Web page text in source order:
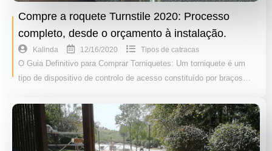
Compre a roquete Turnstile 2020: Processo
completo, desde o orçamento à instalação.
Kalinda 12/16/2020 Tipos de catracas
O Guia Definitivo para Comprar Torniquetes: Um torniquete é um
tipo de dispositivo de controlo de acesso constituído por braços…